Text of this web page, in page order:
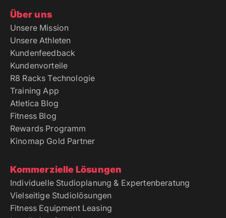
Über uns
Unsere Mission
Unsere Athleten
Kundenfeedback
Kundenvorteile
R8 Racks Technologie
Training App
Atletica Blog
Fitness Blog
Rewards Programm
Kinomap Gold Partner
Kommerzielle Lösungen
Individuelle Studioplanung & Expertenberatung
Vielseitige Studiolösungen
Fitness Equipment Leasing